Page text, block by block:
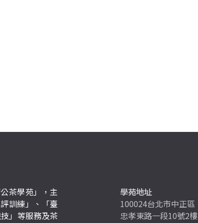
茶學苑」，主
訓練」、「臺
」等服務及茶
學苑地址
100024台北市中正區
忠孝東路一段10號2樓